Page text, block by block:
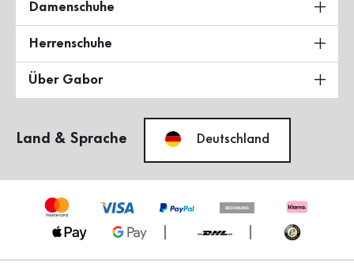
Damenschuhe
Herrenschuhe
Über Gabor
Land & Sprache Deutschland